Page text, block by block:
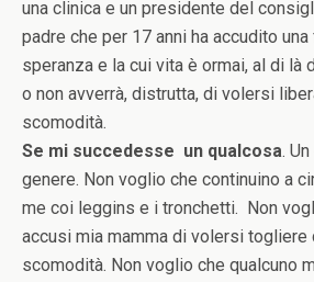
una clinica e un presidente del
padre che per 17 anni ha accudito
speranza e la cui vita è ormai, al di là
o non avverrà, distrutta, di volersi
scomodità.
Se mi succedesse un qualcosa.
genere. Non voglio che continuino a
me coi leggins e i tronchetti. Non
accusi mia mamma di volersi togliere
scomodità. Non voglio che qualcuno